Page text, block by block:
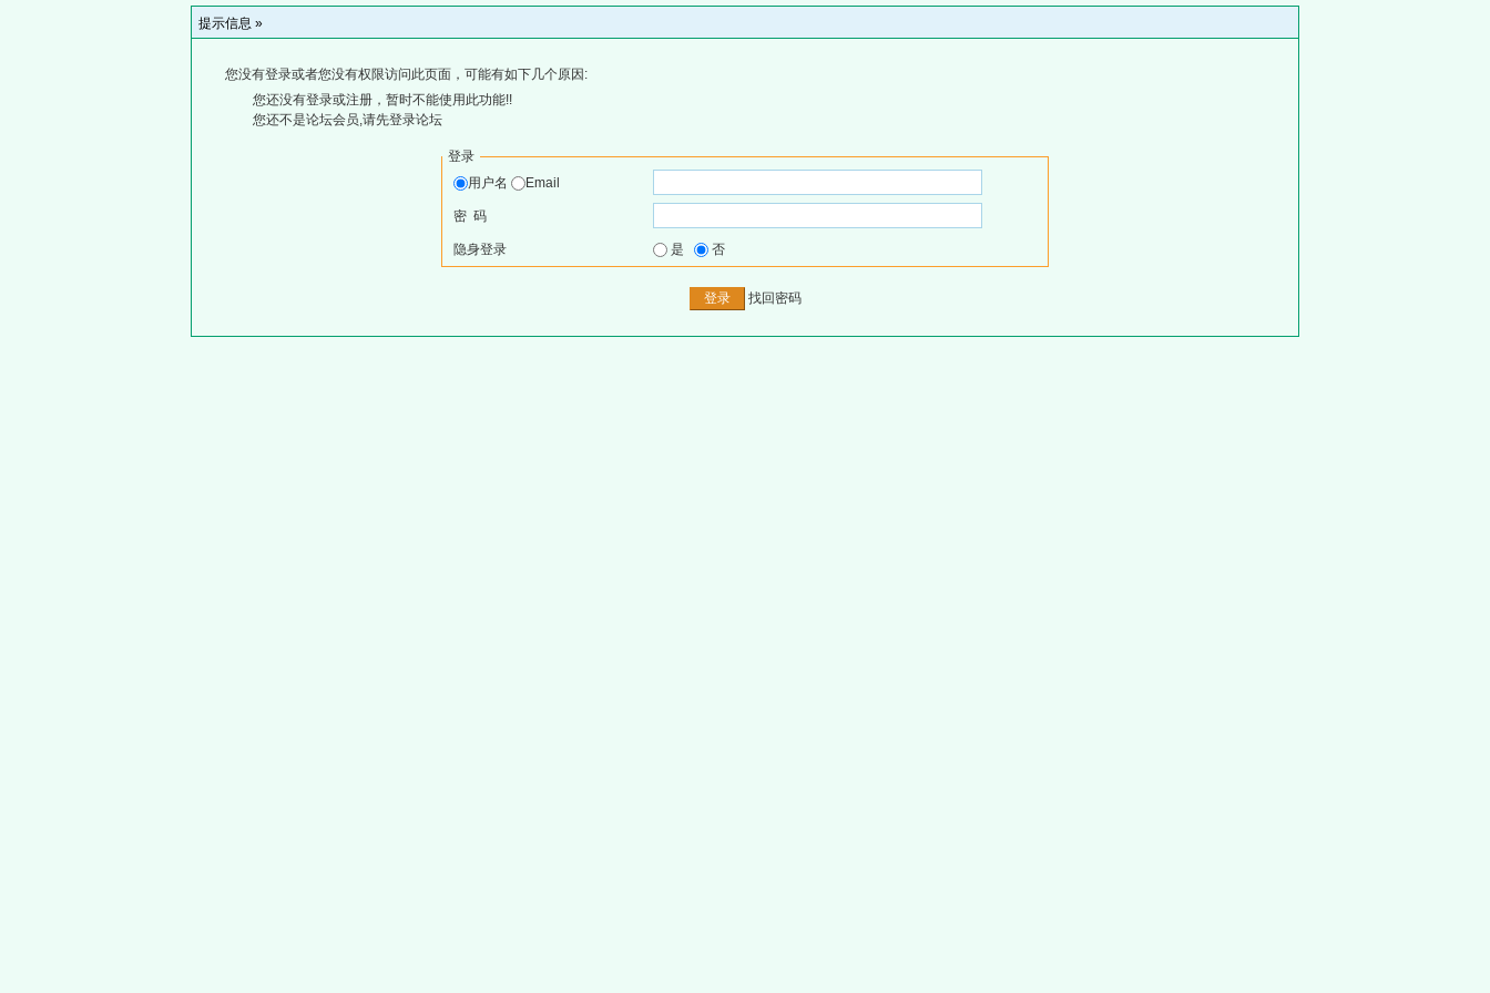
提示信息 »
您没有登录或者您没有权限访问此页面，可能有如下几个原因:
您还没有登录或注册，暂时不能使用此功能!!
您还不是论坛会员,请先登录论坛
登录
用户名
Email
密 码
隐身登录 是 否
找回密码